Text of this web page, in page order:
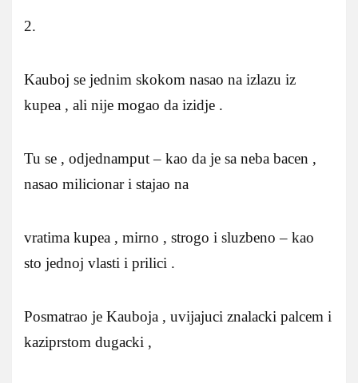
2.
Kauboj se jednim skokom nasao na izlazu iz
kupea , ali nije mogao da izidje .
Tu se , odjednamput – kao da je sa neba bacen ,
nasao milicionar i stajao na
vratima kupea , mirno , strogo i sluzbeno – kao
sto jednoj vlasti i prilici .
Posmatrao je Kauboja , uvijajuci znalacki palcem i
kaziprstom dugacki ,